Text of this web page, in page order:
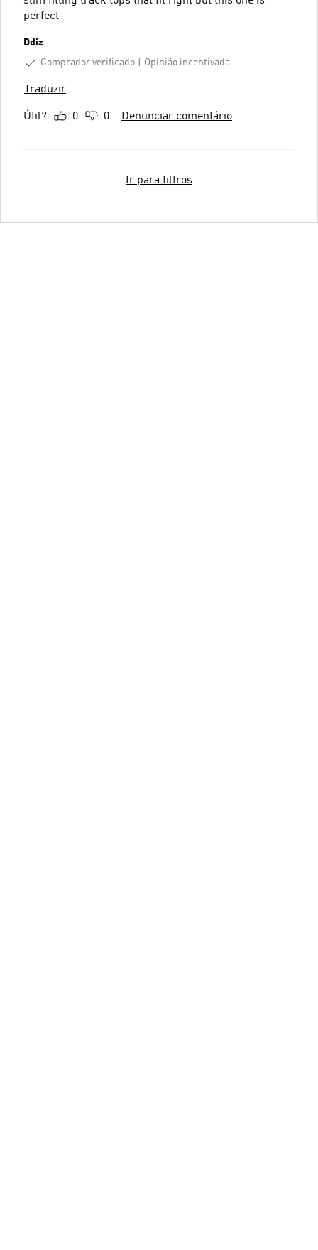
perfect
Ddiz
Comprador verificado
Opinião incentivada
Traduzir
Útil? 0 0 Denunciar comentário
Ir para filtros